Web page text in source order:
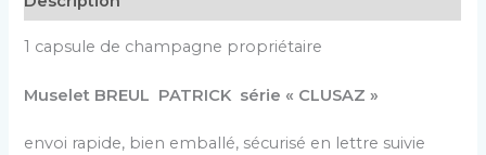
1 capsule de champagne propriétaire
Muselet BREUL PATRICK série « CLUSAZ »
envoi rapide, bien emballé, sécurisé en lettre suivie